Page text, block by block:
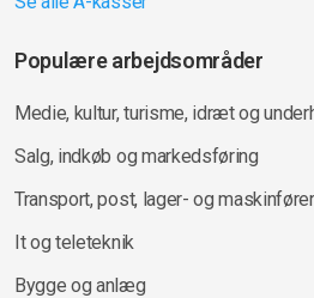
Populære arbejdsområder
Medie, kultur, turisme, idræt og
Salg, indkøb og markedsføring
Transport, post, lager- og
It og teleteknik
Bygge og anlæg